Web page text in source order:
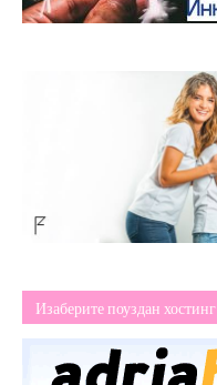
Изаберите поуздан хостинг